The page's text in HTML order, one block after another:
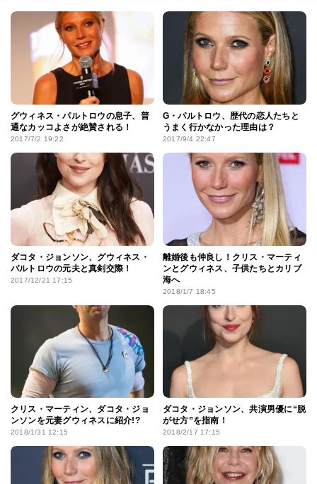
グウィネス・パルトロウの息子、普
通なカッコよさが絶賛される！
2017/7/2 19:22
G・パルトロウ、歴代の恋人たちと
うまく行かなかった理由は？
2017/9/4 22:47
ダコタ・ジョンソン、グウィネス・
パルトロウの元夫と真剣交際！
2017/12/21 17:15
離婚後も仲良し！クリス・マーティ
ンとグウィネス、子供たちとカリブ
海へ
2018/1/7 18:45
クリス・マーティン、ダコタ・ジョ
ンソンを元妻グウィネスに紹介!?
2018/1/31 12:15
ダコタ・ジョンソン、共演男優に“脱
がせ方”を指南！
2018/2/17 17:15